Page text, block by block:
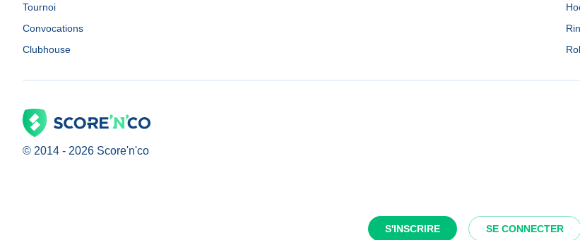
S'INSCRIRE SE CONNECTER
Tournoi
Convocations
Clubhouse
© 2014 - 2026 Score'n'co